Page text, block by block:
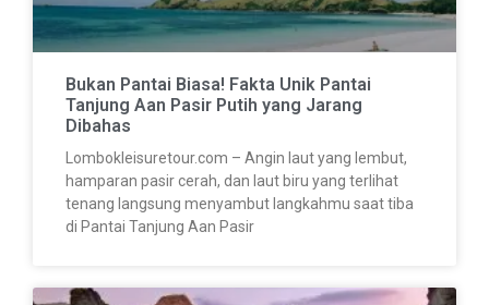
Bukan Pantai Biasa! Fakta Unik Pantai
Tanjung Aan Pasir Putih yang Jarang
Dibahas
Lombokleisuretour.com – Angin laut yang lembut,
hamparan pasir cerah, dan laut biru yang terlihat
tenang langsung menyambut langkahmu saat tiba
di Pantai Tanjung Aan Pasir